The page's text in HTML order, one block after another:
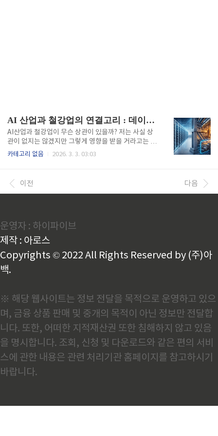
AI 산업과 철강업의 연결고리 : 데이터센터가 만드는 신철강 수요
AI산업과 철강업이 무슨 상관이 있을까? 저는 사실 상
관이 없지는 않겠지만 그렇게 영향을 받을 거라고는 생
각하지 않았습니다. 제철소에서 하루 종일 품질 편차를
여기며 "우리 산업이랑 무슨 상관인가" 싶었습니다. 그
런데 어느 날 후배 엔지니어들이 AI tool을 활용하여 저
고 있으며 AI산업변화에 따른 철강업계의 영향도에 대
해서 알아보겠습니다. 데이터센터는 새로운 철강수요
가 되다후판 제품을 담당하고 있는데 하루는 생소한 프
로젝트 물량이 들어왔습니다..
카테고리 없음 2026. 3. 3. 03:03
이전 다음
운영자 : 하이파이브
제작 : 아로스
Copyrights © 2022 All Rights Reserved by (주)아
백.
※ 해당 웹사이트는 정보 전달을 목적으로 운영하고 있으
며, 금융 상품 판매 및 중개의 목적이 아닌 정보만 전달합
니다. 또한, 어떠한 지적재산권 또한 침해하지 않고 있음
을 명시합니다. 조회, 신청 및 다운로드와 같은 편의 서비
스에 관한 내용은 관련 처리기관 홈페이지를 참고하시기
바랍니다.